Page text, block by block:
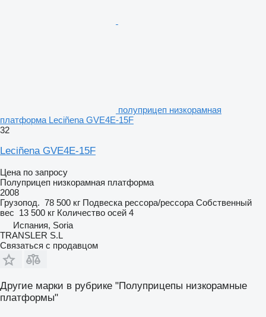
полуприцеп низкорамная
платформа Leciñena GVE4E-15F
32
Leciñena GVE4E-15F
Цена по запросу
Полуприцеп низкорамная платформа
2008
Грузопод. 78 500 кг Подвеска рессора/рессора Собственный
вес 13 500 кг Количество осей 4
Испания, Soria
TRANSLER S.L
Связаться с продавцом
Другие марки в рубрике "Полуприцепы низкорамные
платформы"